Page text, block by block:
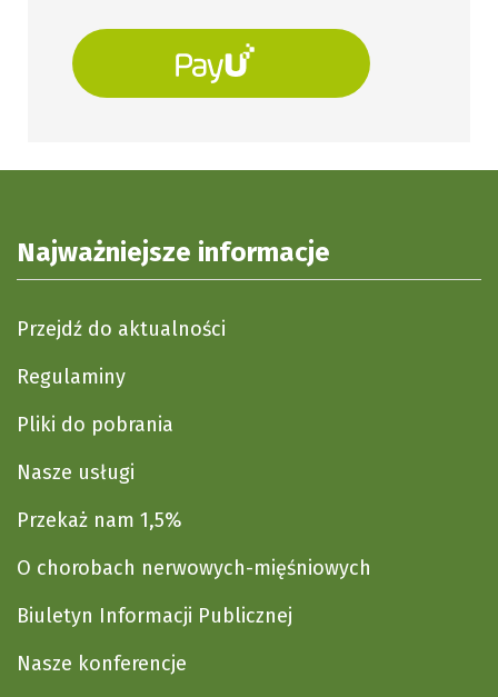
Najważniejsze informacje
Przejdź do aktualności
Regulaminy
Pliki do pobrania
Nasze usługi
Przekaż nam 1,5%
O chorobach nerwowych-mięśniowych
Biuletyn Informacji Publicznej
Nasze konferencje